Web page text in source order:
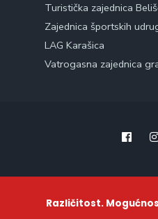
Turistička zajednica
Zajednica športskih
LAG Karašica
Vatrogasna zajednica
Različitost.